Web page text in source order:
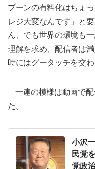
プーンの有料化はちょ
レジ大変なんです」と
ん、でも世界の環境も
理解を求め、配信者は
時にはグータッチを交わ
一連の模様は動画で
た。
小沢
民党
党政